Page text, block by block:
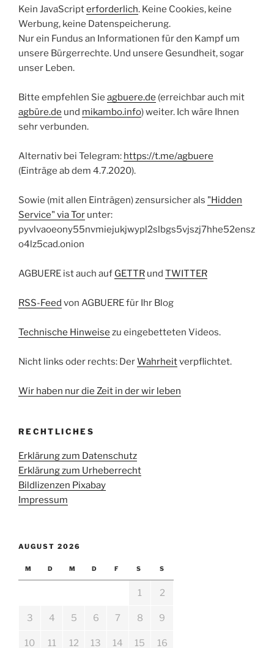
Kein JavaScripterforderlich. Keine Cookies, keine
Werbung, keine Datenspeicherung.
Nur ein Fundus an Informationen für den Kampf um
unsere Bürgerrechte. Und unsere Gesundheit, sogar
unser Leben.
Bitte empfehlen Sie agbuere.de (erreichbar auch mit
agbüre.de und mikambo.info) weiter. Ich wäre Ihnen
sehr verbunden.
Alternativ bei Telegram: https://t.me/agbuere
(Einträge ab dem 4.7.2020).
Sowie (mit allen Einträgen) zensursicher als "Hidden
Service" via Tor unter:
pyvlvaoeony55nvmiejukjwypl2slbgs5vjszj7hhe52ensz
o4lz5cad.onion
AGBUERE ist auch auf GETTR und TWITTER
RSS-Feed von AGBUERE für Ihr Blog
Technische Hinweise zu eingebetteten Videos.
Nicht links oder rechts: DerWahrheitverpflichtet.
Wir haben nur die Zeit in der wir leben
RECHTLICHES
Erklärung zum Datenschutz
Erklärung zum Urheberrecht
Bildlizenzen Pixabay
Impressum
AUGUST 2026
M D M D F S S
1 2
3 4 5 6 7 8 9
10 11 12 13 14 15 16